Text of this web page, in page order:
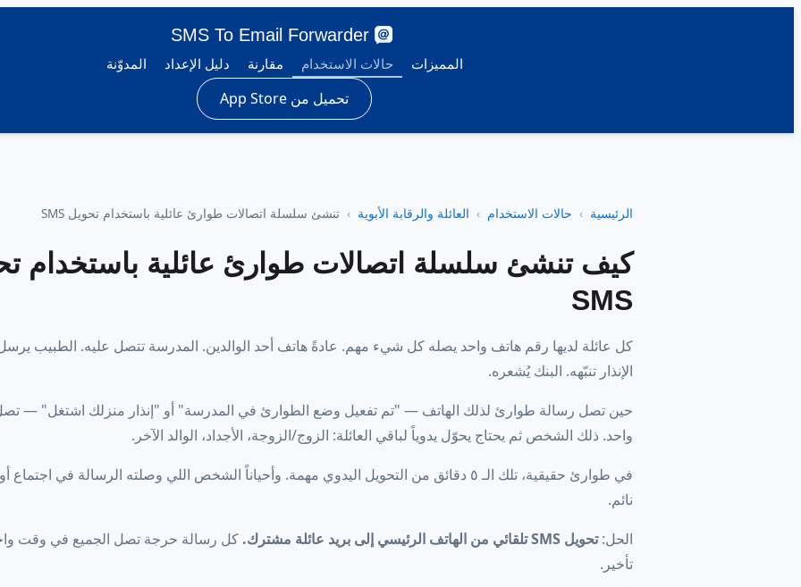
SMS To Email Forwarder
المميزات حالات الاستخدام مقارنة دليل الإعداد المدوّنة
تحميل من App Store
الرئيسية حالات الاستخدام العائلة والرقابة الأبوية تنشئ سلسلة اتصالات طوارئ عائلية باستخدام تحويل SMS
كيف تنشئ سلسلة اتصالات طوارئ عائلية باستخدام
SMS
كل عائلة لديها رقم هاتف واحد يصله كل شيء مهم. عادةً هاتف أحد الوالدين. المدرسة تتصل عليه. الطبيب
الإنذار تنبّهه. البنك يُشعره.
حين تصل رسالة طوارئ لذلك الهاتف — "تم تفعيل وضع الطوارئ في المدرسة" أو "إنذار منزلك اشتغل" —
واحد. ذلك الشخص ثم يحتاج يحوّل يدوياً لباقي العائلة: الزوج/الزوجة، الأجداد، الوالد الآخر.
في طوارئ حقيقية، تلك الـ ٥ دقائق من التحويل اليدوي مهمة. وأحياناً الشخص اللي وصلته الرسالة في اجتماع
نائم.
الحل:تحويل SMS تلقائي من الهاتف الرئيسي إلى بريد عائلة مشترك.
كل رسالة حرجة تصل الجميع في وقت
تأخير.